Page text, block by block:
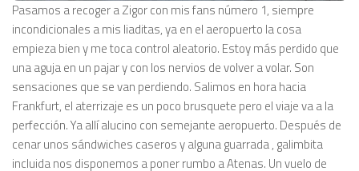
Pasamos a recoger a Zigor con mis fans número 1, siempre
incondicionales a mis liaditas, ya en el aeropuerto la cosa
empieza bien y me toca control aleatorio. Estoy más perdido que
una aguja en un pajar y con los nervios de volver a volar. Son
sensaciones que se van perdiendo. Salimos en hora hacia
Frankfurt, el aterrizaje es un poco brusquete pero el viaje va a la
perfección. Ya allí alucino con semejante aeropuerto. Después de
cenar unos sándwiches caseros y alguna guarrada , galimbita
incluida nos disponemos a poner rumbo a Atenas. Un vuelo de